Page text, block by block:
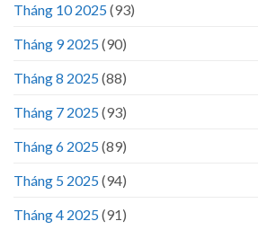
Tháng 10 2025(93)
Tháng 9 2025(90)
Tháng 8 2025(88)
Tháng 7 2025(93)
Tháng 6 2025(89)
Tháng 5 2025(94)
Tháng 4 2025(91)